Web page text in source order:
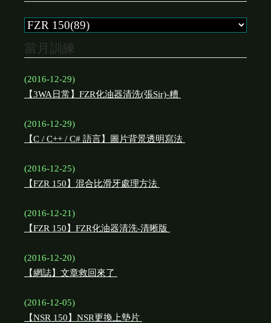
當月訓練
(2016-12-29)
【3WA日常】FZR化油器清洗(張Sir)-糟
(2016-12-29)
【C / C++ / C# 語言】圖片背景透明寫法
(2016-12-25)
【FZR 150】混合比滑牙處理方法
(2016-12-21)
【FZR 150】FZR化油器清洗-清晰版
(2016-12-20)
【網誌】文章救回來了
(2016-12-05)
【NSR 150】NSR更換上墊片